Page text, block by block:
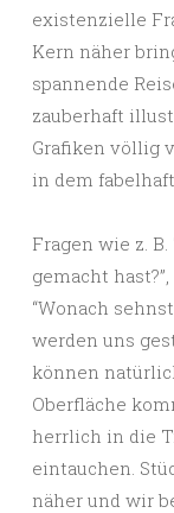
existenzielle
Kern näher
spannende
zauberhaft
Grafiken völlig
in dem
Fragen wie z.
gemacht
“Wonach
werden uns
können
Oberfläche
herrlich in die
eintauchen.
näher und wir